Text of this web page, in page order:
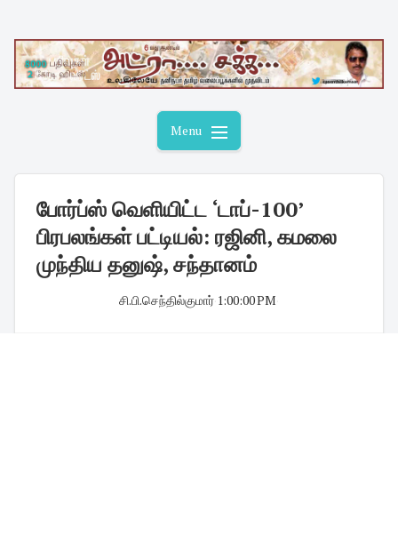
content
Menu
போர்ப்ஸ் வெளியிட்ட ‘டாப்-100’
பிரபலங்கள் பட்டியல்: ரஜினி, கமலை
முந்திய தனுஷ், சந்தானம்
சி.பி.செந்தில்குமார் 1:00:00 PM